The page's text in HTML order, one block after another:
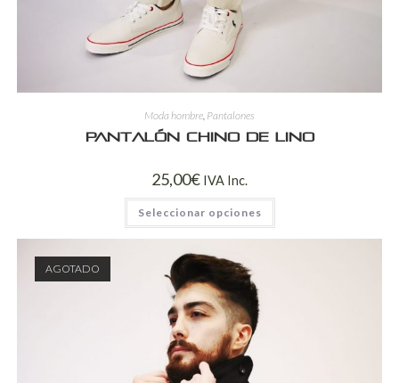
Moda hombre Pantalones
Pantalón chino de lino
25,00€ IVA Inc.
Seleccionar opciones
AGOTADO